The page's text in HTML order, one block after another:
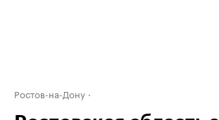
Ростов-на-Дону